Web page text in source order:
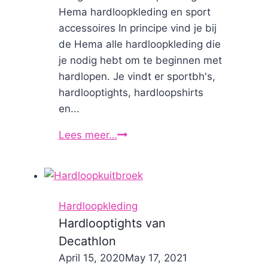
Hema hardloopkleding en sport
accessoires In principe vind je bij
de Hema alle hardloopkleding die
je nodig hebt om te beginnen met
hardlopen. Je vindt er sportbh's,
hardlooptights, hardloopshirts
en...
Lees meer…Hardloopkleding
armband
bij
Hema
Hardloopkleding
Hardlooptights van
Decathlon
ByNicole
April 15, 2020May 17, 2021